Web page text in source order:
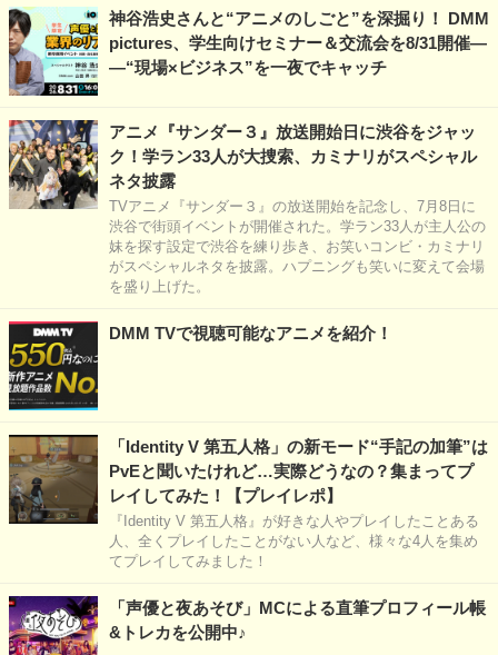
神谷浩史さんと“アニメのしごと”を深掘り！ DMM
pictures、学生向けセミナー＆交流会を8/31開催―
―“現場×ビジネス”を一夜でキャッチ
アニメ『サンダー３』放送開始日に渋谷をジャッ
ク！学ラン33人が大捜索、カミナリがスペシャル
ネタ披露
TVアニメ『サンダー３』の放送開始を記念し、7月8日に
渋谷で街頭イベントが開催された。学ラン33人が主人公の
妹を探す設定で渋谷を練り歩き、お笑いコンビ・カミナリ
がスペシャルネタを披露。ハプニングも笑いに変えて会場
を盛り上げた。
DMM TVで視聴可能なアニメを紹介！
「Identity V 第五人格」の新モード“手記の加筆”は
PvEと聞いたけれど…実際どうなの？集まってプ
レイしてみた！【プレイレポ】
『Identity V 第五人格』が好きな人やプレイしたことある
人、全くプレイしたことがない人など、様々な4人を集め
てプレイしてみました！
「声優と夜あそび」MCによる直筆プロフィール帳
&トレカを公開中♪